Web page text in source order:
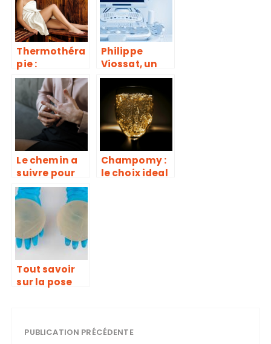
Thermothéra
pie :
comment ça
marche ?
Philippe
Viossat, un
spécialiste
reconnu dans
le milieu
médical
Le chemin a
suivre pour
devenir
psychiatre
Champomy :
le choix ideal
Tout savoir
sur la pose
PUBLICATION PRÉCÉDENTE